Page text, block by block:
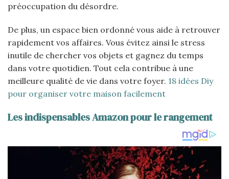
préoccupation du désordre.
De plus, un espace bien ordonné vous aide à retrouver
rapidement vos affaires. Vous évitez ainsi le stress
inutile de chercher vos objets et gagnez du temps
dans votre quotidien. Tout cela contribue à une
meilleure qualité de vie dans votre foyer. 18 idées Diy
pour organiser votre maison facilement
Les indispensables Amazon pour le rangement